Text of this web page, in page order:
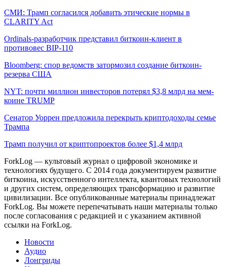
СМИ: Трамп согласился добавить этические нормы в
CLARITY Act
Ordinals-разработчик представил биткоин-клиент в
противовес BIP-110
Bloomberg: спор ведомств затормозил создание биткоин-
резерва США
NYT: почти миллион инвесторов потерял $3,8 млрд на мем-
коине TRUMP
Сенатор Уоррен предложила перекрыть криптодоходы семье
Трампа
Трамп получил от криптопроектов более $1,4 млрд
ForkLog — культовый журнал о цифровой экономике и
технологиях будущего. С 2014 года документируем развитие
биткоина, искусственного интеллекта, квантовых технологий
и других систем, определяющих трансформацию и развитие
цивилизации. Все опубликованные материалы принадлежат
ForkLog. Вы можете перепечатывать наши материалы только
после согласования с редакцией и с указанием активной
ссылки на ForkLog.
Новости
Аудио
Лонгриды